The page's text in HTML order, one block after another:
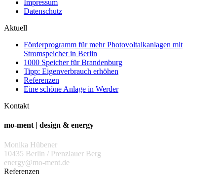
Impressum
Datenschutz
Aktuell
Förderprogramm für mehr Photovoltaikanlagen mit
Stromspeicher in Berlin
1000 Speicher für Brandenburg
Tipp: Eigenverbrauch erhöhen
Referenzen
Eine schöne Anlage in Werder
Kontakt
mo-ment | design & energy
Monika Hübener
10435 Berlin / Prenzlauer Berg
energy@mo-ment.de
Referenzen